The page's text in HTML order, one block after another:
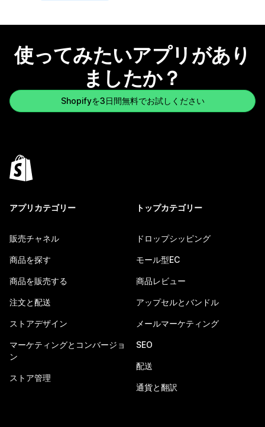
使ってみたいアプリがあり
ましたか？
Shopifyを3日間無料でお試しください
アプリカテゴリー
販売チャネル
商品を探す
商品を販売する
注文と配送
ストアデザイン
マーケティングとコンバージョ
ン
ストア管理
トップカテゴリー
ドロップシッピング
モール型EC
商品レビュー
アップセルとバンドル
メールマーケティング
SEO
配送
通貨と翻訳